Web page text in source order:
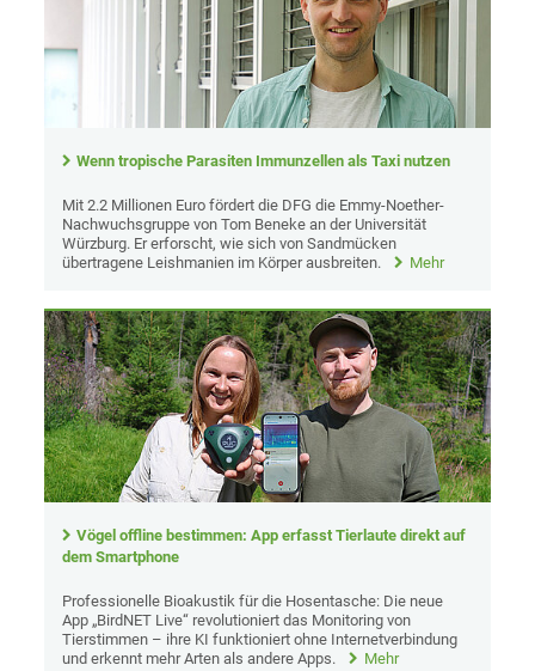
Wenn tropische Parasiten Immunzellen als Taxi nutzen
Mit 2.2 Millionen Euro fördert die DFG die Emmy-Noether-
Nachwuchsgruppe von Tom Beneke an der Universität
Würzburg. Er erforscht, wie sich von Sandmücken
übertragene Leishmanien im Körper ausbreiten.
Mehr
Vögel offline bestimmen: App erfasst Tierlaute direkt auf
dem Smartphone
Professionelle Bioakustik für die Hosentasche: Die neue
App „BirdNET Live“ revolutioniert das Monitoring von
Tierstimmen – ihre KI funktioniert ohne Internetverbindung
und erkennt mehr Arten als andere Apps.
Mehr